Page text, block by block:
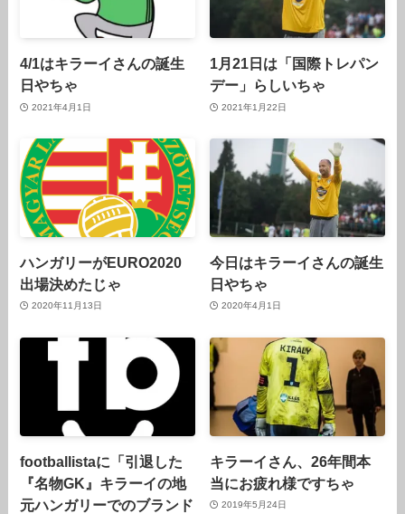
4/1はキラーイさんの誕生
日やちゃ
2021年4月1日
1月21日は「国際トレパン
デー」らしいちゃ
2021年1月22日
ハンガリーがEURO2020
出場決めたじゃ
2020年11月13日
今日はキラーイさんの誕生
日やちゃ
2020年4月1日
footballistaに「引退した
『名物GK』キラーイの地
元ハンガリーでのブランド
キラーイさん、26年間本
当にお疲れ様ですちゃ
2019年5月24日